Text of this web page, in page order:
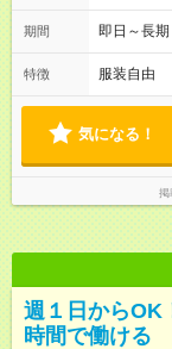
期間 即日～長
特徴 服装自由
気になる！
掲
週１日からOK
時間で働ける